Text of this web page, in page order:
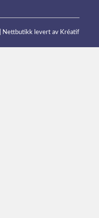
Nettbutikk levert av Kréatif